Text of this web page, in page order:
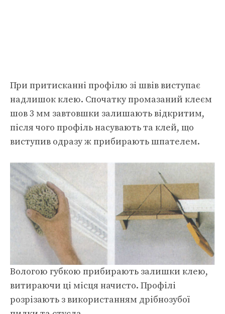
При притисканні профілю зі швів виступає
надлишок клею. Спочатку промазаний клеєм
шов 3 мм завтовшки залишають відкритим,
після чого профіль насувають та клей, що
виступив одразу ж прибирають шпателем.
Вологою губкою прибирають залишки клею,
витираючи ці місця начисто. Профілі
розрізають з використанням дрібнозубої